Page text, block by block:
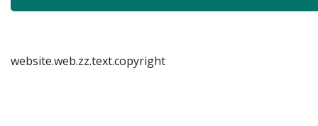
website.web.zz.text.copyright